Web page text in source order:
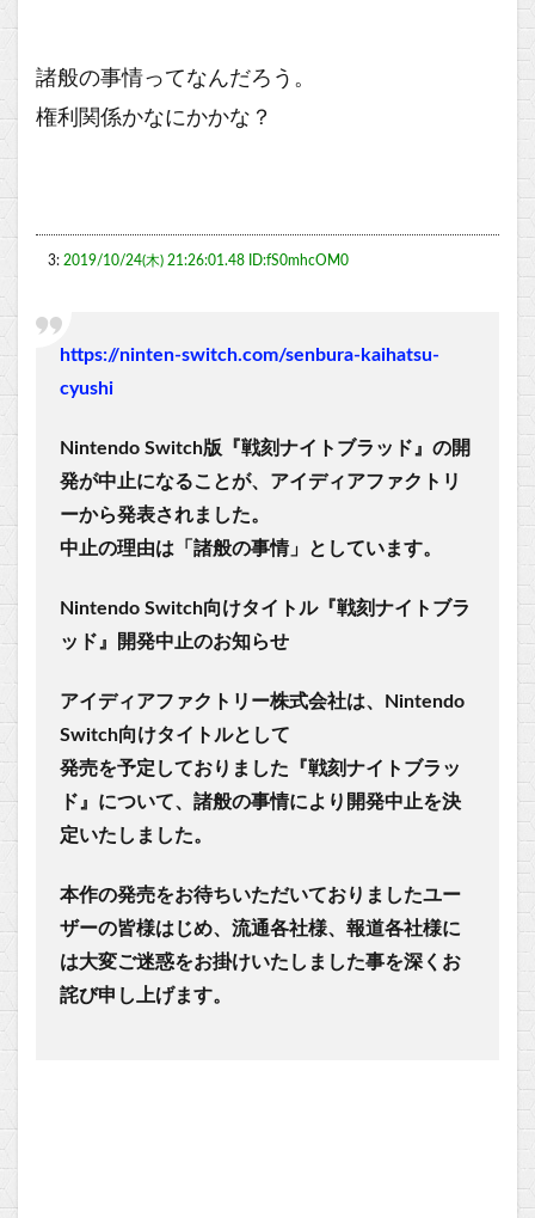
諸般の事情ってなんだろう。
権利関係かなにかかな？
3: 2019/10/24(木) 21:26:01.48 ID:fS0mhcOM0
https://ninten-switch.com/senbura-kaihatsu-
cyushi
Nintendo Switch版『戦刻ナイトブラッド』の開
発が中止になることが、アイディアファクトリ
ーから発表されました。
中止の理由は「諸般の事情」としています。
Nintendo Switch向けタイトル『戦刻ナイトブラ
ッド』開発中止のお知らせ
アイディアファクトリー株式会社は、Nintendo
Switch向けタイトルとして
発売を予定しておりました『戦刻ナイトブラッ
ド』について、諸般の事情により開発中止を決
定いたしました。
本作の発売をお待ちいただいておりましたユー
ザーの皆様はじめ、流通各社様、報道各社様に
は大変ご迷惑をお掛けいたしました事を深くお
詫び申し上げます。